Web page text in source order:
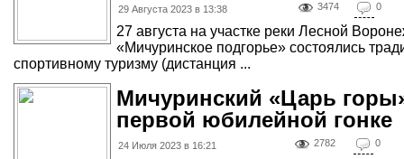
29 Августа 2023 в 13:38 3474 0
27 августа на участке реки Лесной
«Мичуринское подгорье» состоялись
спортивному туризму (дистанция ...
Мичуринский «Царь
первой юбилейной гонке
24 Июля 2023 в 16:21 2782 0